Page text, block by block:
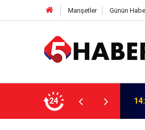
Manşetler Günün
24
dahil 11 kişi gözaltına alındı